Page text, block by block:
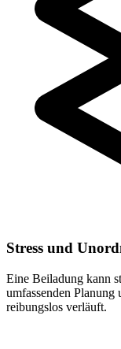
Stress und
Eine Beiladung kann
umfassenden Planung
reibungslos verläuft.